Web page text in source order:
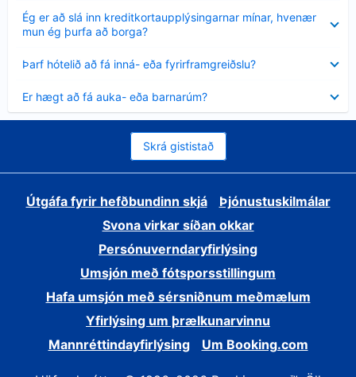
Ég er að slá inn kreditkortaupplýsingarnar mínar, hvenær
mun ég þurfa að borga?
Minna
sýnt
Þarf hótelið að fá inná- eða fyrirframgreiðslu?
sýnt
Er hægt að fá auka- eða barnarúm?
sýnt
Skrá gististað
Útgáfa fyrir hefðbundinn skjá
Þjónustuskilmálar
Svona virkar síðan okkar
Persónuverndaryfirlýsing
Umsjón með fótsporsstillingum
Hafa umsjón með sérsniðnum meðmælum
Yfirlýsing um þrælkunarvinnu
Mannréttindayfirlýsing
Um Booking.com